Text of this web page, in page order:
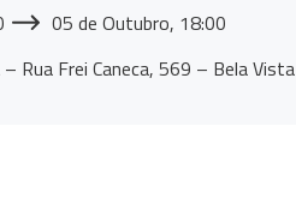
05 de Outubro, 18:00
– Rua Frei Caneca, 569 – Bela Vista